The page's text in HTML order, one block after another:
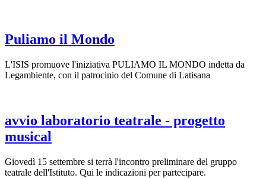
Puliamo il Mondo
L'ISIS promuove l'iniziativa PULIAMO IL MONDO indetta da
Legambiente, con il patrocinio del Comune di Latisana
avvio laboratorio teatrale - progetto
musical
Giovedì 15 settembre si terrà l'incontro preliminare del gruppo
teatrale dell'Istituto. Qui le indicazioni per partecipare.